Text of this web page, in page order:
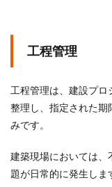
工程管理
工程管理は、建設プ
整理し、指定された期
みです。
建築現場においては、
題が日常的に発生しま